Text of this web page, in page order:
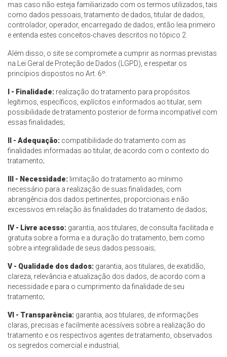
mas caso não esteja familiarizado com os termos utilizados, tais
como dados pessoais, tratamento de dados, titular de dados,
controlador, operador, encarregado de dados, então leia primeiro
e entenda estes conceitos-chaves descritos no tópico 2.
Além disso, o site se compromete a cumprir as normas previstas
na Lei Geral de Proteção de Dados (LGPD), e respeitar os
princípios dispostos no Art. 6º:
I - Finalidade: realização do tratamento para propósitos
legítimos, específicos, explícitos e informados ao titular, sem
possibilidade de tratamento posterior de forma incompatível com
essas finalidades;
II - Adequação: compatibilidade do tratamento com as
finalidades informadas ao titular, de acordo com o contexto do
tratamento;
III - Necessidade: limitação do tratamento ao mínimo
necessário para a realização de suas finalidades, com
abrangência dos dados pertinentes, proporcionais e não
excessivos em relação às finalidades do tratamento de dados;
IV - Livre acesso: garantia, aos titulares, de consulta facilitada e
gratuita sobre a forma e a duração do tratamento, bem como
sobre a integralidade de seus dados pessoais;
V - Qualidade dos dados: garantia, aos titulares, de exatidão,
clareza, relevância e atualização dos dados, de acordo com a
necessidade e para o cumprimento da finalidade de seu
tratamento;
VI - Transparência: garantia, aos titulares, de informações
claras, precisas e facilmente acessíveis sobre a realização do
tratamento e os respectivos agentes de tratamento, observados
os segredos comercial e industrial;